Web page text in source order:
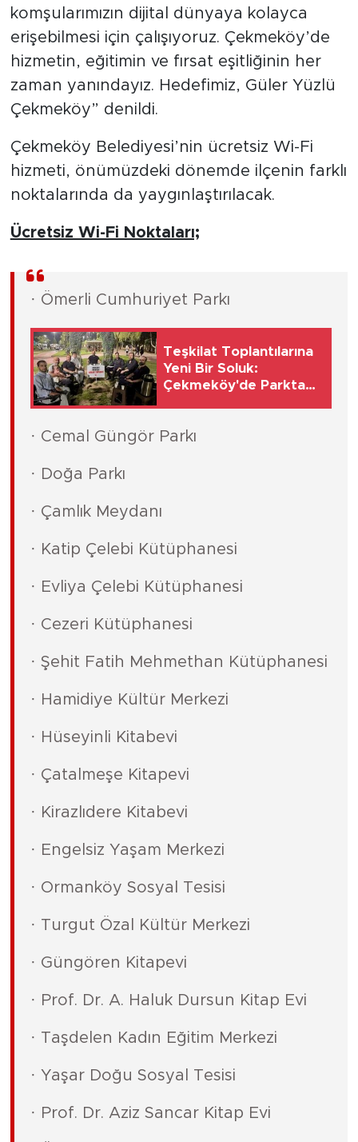
komşularımızın dijital dünyaya kolayca
erişebilmesi için çalışıyoruz. Çekmeköy’de
hizmetin, eğitimin ve fırsat eşitliğinin her
zaman yanındayız. Hedefimiz, Güler Yüzlü
Çekmeköy” denildi.
Çekmeköy Belediyesi’nin ücretsiz Wi-Fi
hizmeti, önümüzdeki dönemde ilçenin farklı
noktalarında da yaygınlaştırılacak.
Ücretsiz Wi-Fi Noktaları;
· Ömerli Cumhuriyet Parkı
Teşkilat Toplantılarına
Yeni Bir Soluk:
Çekmeköy'de Parkta
· Cemal Güngör Parkı
· Doğa Parkı
· Çamlık Meydanı
· Katip Çelebi Kütüphanesi
· Evliya Çelebi Kütüphanesi
· Cezeri Kütüphanesi
· Şehit Fatih Mehmethan Kütüphanesi
· Hamidiye Kültür Merkezi
· Hüseyinli Kitabevi
· Çatalmeşe Kitapevi
· Kirazlıdere Kitabevi
· Engelsiz Yaşam Merkezi
· Ormanköy Sosyal Tesisi
· Turgut Özal Kültür Merkezi
· Güngören Kitapevi
· Prof. Dr. A. Haluk Dursun Kitap Evi
· Taşdelen Kadın Eğitim Merkezi
· Yaşar Doğu Sosyal Tesisi
· Prof. Dr. Aziz Sancar Kitap Evi